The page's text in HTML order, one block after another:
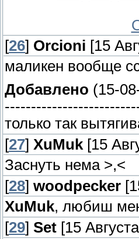
[26] Orcioni [15
маликен вообще
Добавлено (15-
только так
[27] XuMuk [15
Заснуть нема >,<
[28] woodpecker
XuMuk, любиш
[29] Set [15